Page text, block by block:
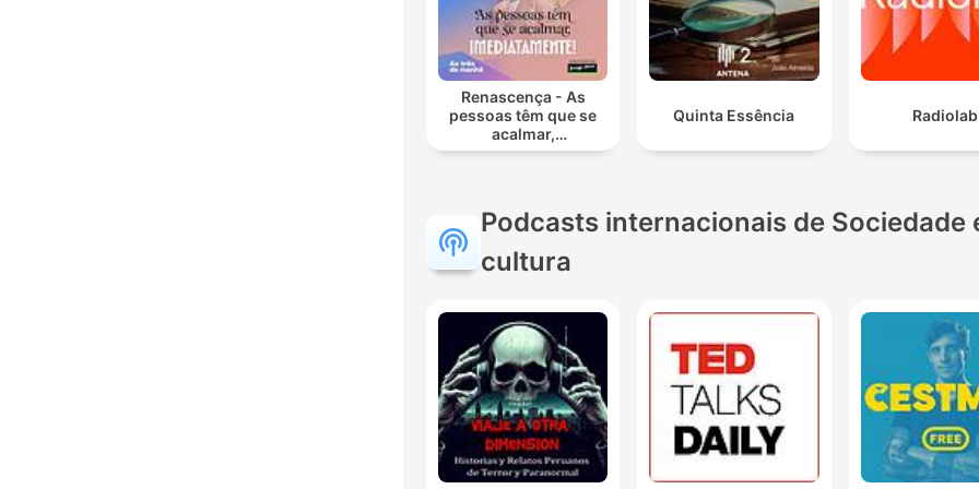
Renascença - As
pessoas têm que se
acalmar,
imediatamente!
Quinta Essência Radiolab
Podcasts internacionais de Sociedade
cultura